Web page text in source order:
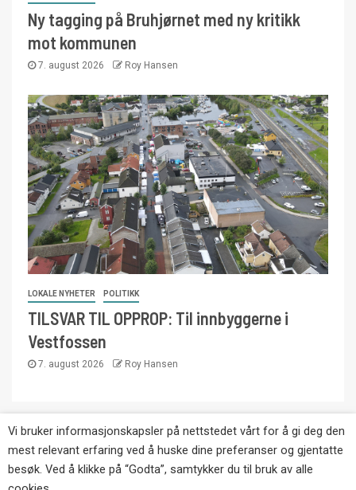
Ny tagging på Bruhjørnet med ny kritikk
mot kommunen
7. august 2026 Roy Hansen
LOKALE NYHETER POLITIKK
TILSVAR TIL OPPROP: Til innbyggerne i
Vestfossen
7. august 2026 Roy Hansen
Copyright © Eikernytt.no utgis av Roy’s
Pressetjeneste. Kopiering av tekst, bilder og
annonser er ikke tillatt uten etter avtale med utgiver.
Vi bruker informasjonskapsler på nettstedet vårt for å gi deg den
mest relevant erfaring ved å huske dine preferanser og gjentatte
besøk. Ved å klikke på “Godta”, samtykker du til bruk av alle